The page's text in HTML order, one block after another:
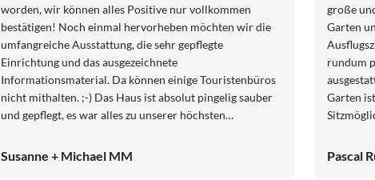
worden, wir können alles Positive nur vollkommen
bestätigen! Noch einmal hervorheben möchten wir die
umfangreiche Ausstattung, die sehr gepflegte
Einrichtung und das ausgezeichnete
Informationsmaterial. Da können einige Touristenbüros
nicht mithalten. ;-) Das Haus ist absolut pingelig sauber
und gepflegt, es war alles zu unserer höchsten
sehr hilfsbereit und immer sofort erreichbar. Einfach
Susanne + Michael MM
große
Garten
rundum perfekt. Die
Garten
guten
Pascal